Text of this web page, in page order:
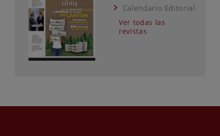
Calendario Editorial
Ver todas las
revistas